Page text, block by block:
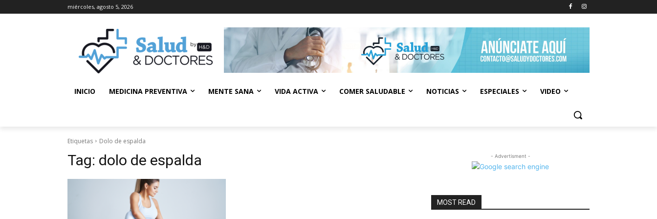
miércoles, agosto 5, 2026
INICIO MEDICINA PREVENTIVA MENTE SANA VIDA ACTIVA COMER SALUDABLE NOTICIAS ESPECIALES VIDEO
Etiquetas Dolo de espalda
Tag: dolo de espalda - Advertisment -
MOST READ